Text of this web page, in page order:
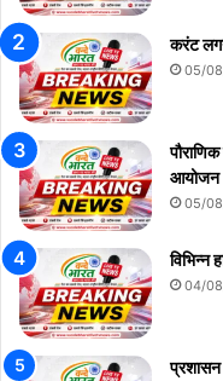
करंट
05/
आयोजन
05/
विभिन्न
04/
प्रशासन